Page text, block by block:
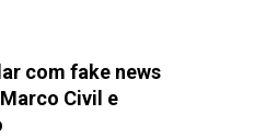
com fake news
Civil e